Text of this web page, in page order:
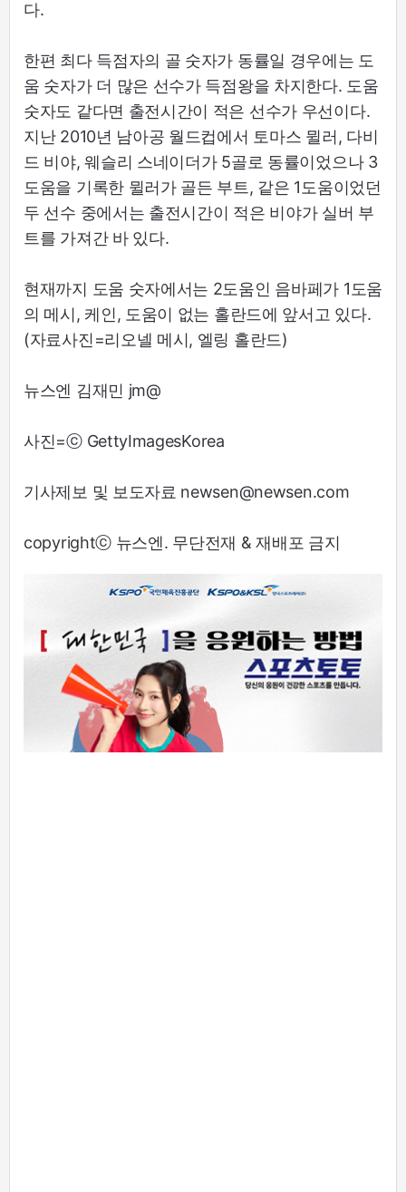
다.
한편 최다 득점자의 골 숫자가 동률일 경우에는 도
움 숫자가 더 많은 선수가 득점왕을 차지한다. 도움
숫자도 같다면 출전시간이 적은 선수가 우선이다.
지난 2010년 남아공 월드컵에서 토마스 뮐러, 다비
드 비야, 웨슬리 스네이더가 5골로 동률이었으나 3
도움을 기록한 뮐러가 골든 부트, 같은 1도움이었던
두 선수 중에서는 출전시간이 적은 비야가 실버 부
트를 가져간 바 있다.
현재까지 도움 숫자에서는 2도움인 음바페가 1도움
의 메시, 케인, 도움이 없는 홀란드에 앞서고 있다.
(자료사진=리오넬 메시, 엘링 홀란드)
뉴스엔 김재민 jm@
사진=ⓒ GettyImagesKorea
기사제보 및 보도자료 newsen@newsen.com
copyrightⓒ 뉴스엔. 무단전재 & 재배포 금지